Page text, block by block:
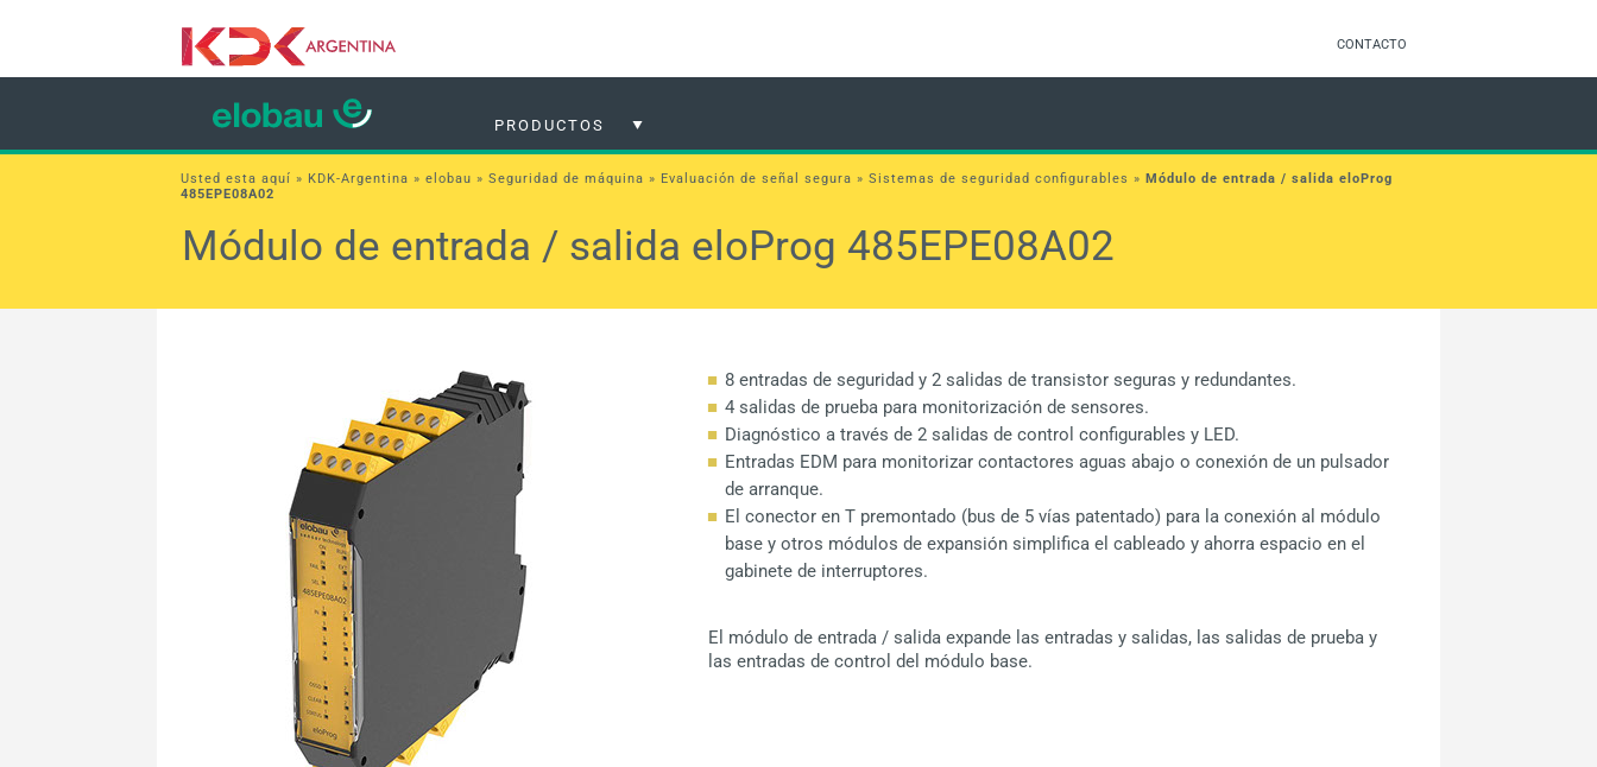
Módulo de entrada / salida eloProg 485EPE08A02
Usted esta aquí » KDK-Argentina » elobau » Seguridad de máquina » Evaluación de señal segura » Sistemas de seguridad configurables » Módulo de entrada / salida eloProg
485EPE08A02
8 entradas de seguridad y 2 salidas de transistor seguras y redundantes.
4 salidas de prueba para monitorización de sensores.
Diagnóstico a través de 2 salidas de control configurables y LED.
Entradas EDM para monitorizar contactores aguas abajo o conexión de un pulsador
de arranque.
El conector en T premontado (bus de 5 vías patentado) para la conexión al módulo
base y otros módulos de expansión simplifica el cableado y ahorra espacio en el
gabinete de interruptores.
El módulo de entrada / salida expande las entradas y salidas, las salidas de prueba y
las entradas de control del módulo base.
PRODUCTOS
CONTACTO